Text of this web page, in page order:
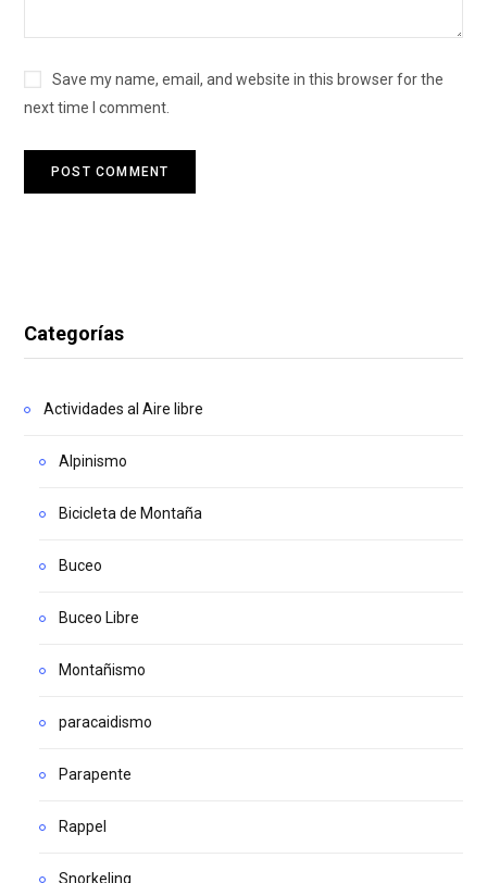
Save my name, email, and website in this browser for the
next time I comment.
Categorías
Actividades al Aire libre
Alpinismo
Bicicleta de Montaña
Buceo
Buceo Libre
Montañismo
paracaidismo
Parapente
Rappel
Snorkeling